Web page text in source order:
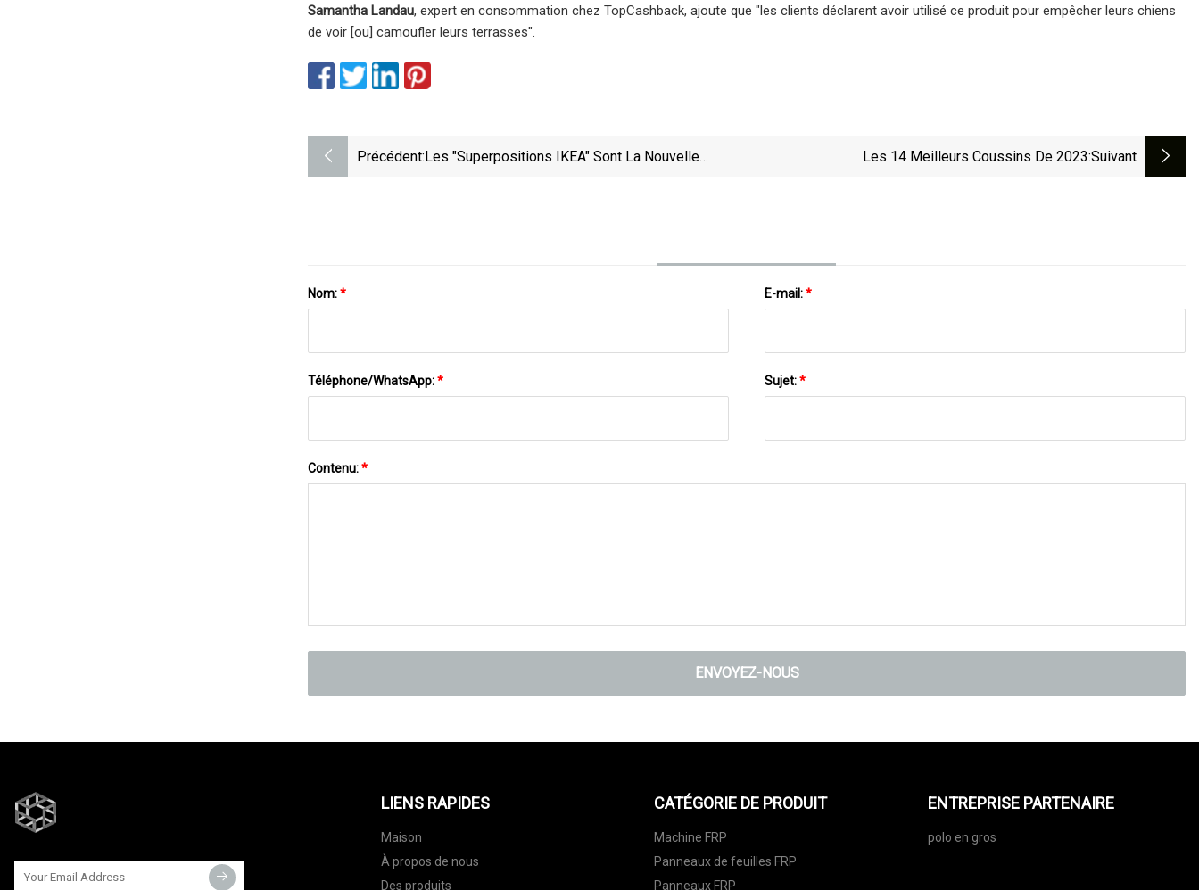
Samantha Landau, expert en consommation chez TopCashback, ajoute que "les clients déclarent avoir utilisé ce produit pour empêcher leurs chiens
de voir [ou] camoufler leurs terrasses".
Précédent:Les "superpositions IKEA" Sont La Nouvelle
Les 14 Meilleurs Coussins De 2023:suivant
Nom:* E-mail:*
Téléphone/WhatsApp:* Sujet:*
Contenu:*
ENVOYEZ-NOUS
LIENS RAPIDES
Maison
À propos de nous
Des produits
CATÉGORIE DE PRODUIT
Machine FRP
Panneaux de feuilles FRP
Panneaux FRP
ENTREPRISE PARTENAIRE
polo en gros